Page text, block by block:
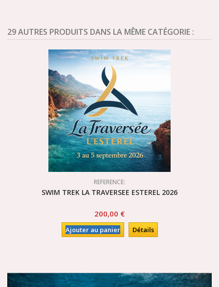
29 AUTRES PRODUITS DANS LA MÊME CATÉGORIE :
REFERENCE:
SWIM TREK LA TRAVERSEE ESTEREL 2026
200,00 €
Ajouter au panier Détails